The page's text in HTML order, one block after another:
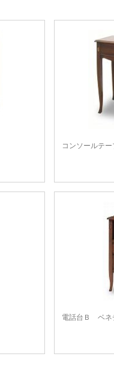
コンソールテ
電話台Ｂ ベネ